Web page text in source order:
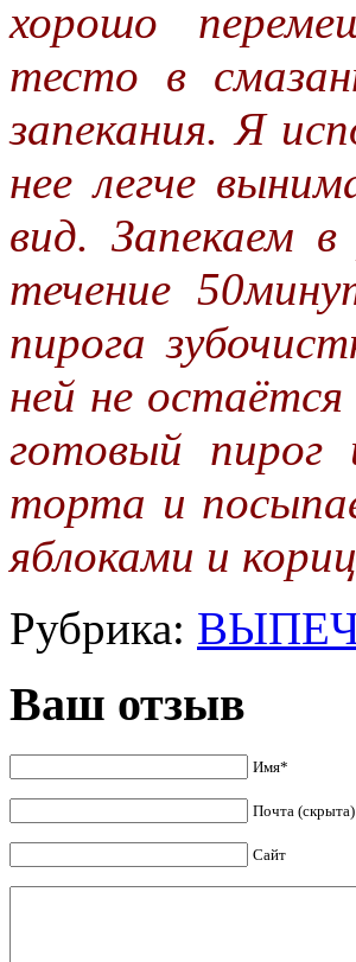
хорошо
тесто в
запекания. Я
нее легче
вид. Запекаем в
течение
пирога
ней не
готовый пирог
торта и
яблоками и
Рубрика:
Ваш отзыв
Имя*
Почта
Сайт